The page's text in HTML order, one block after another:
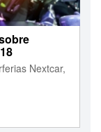
Nextcar,